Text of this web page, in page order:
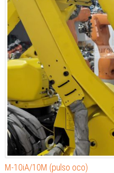
M-10iA/10M (pulso oco)